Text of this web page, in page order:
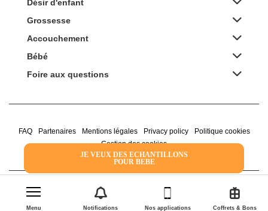
Coffrets & Bons
Nos applications
Notifications
Menu
JE VEUX DES ECHANTILLONS
POUR BEBE
Désir d'enfant
Grossesse
Accouchement
Bébé
Foire aux questions
FAQ Partenaires Mentions légales Privacy policy
Politique cookies
Gestion des cookies
2022 Family Service - la Boîte Rose